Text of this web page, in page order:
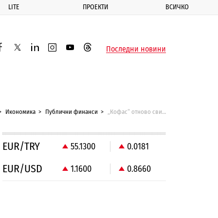
LITE ПРОЕКТИ ВСИЧКО
twitterlinkedininstagram
youtubethreadsПоследни новини
Икономика Публични финанси „Кофас“ отново сви прогнозата си за икономическия растеж на България
EUR/TRY 55.1300 0.0181
EUR/USD 1.1600 0.8660